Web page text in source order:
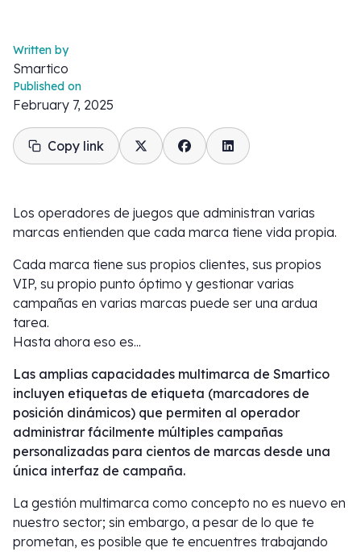
Written by
Smartico
Published on
February 7, 2025
Copy link
Los operadores de juegos que administran varias
marcas entienden que cada marca tiene vida propia.
Cada marca tiene sus propios clientes, sus propios
VIP, su propio punto óptimo y gestionar varias
campañas en varias marcas puede ser una ardua
tarea.
Hasta ahora eso es...
Las amplias capacidades multimarca de Smartico
incluyen etiquetas de etiqueta (marcadores de
posición dinámicos) que permiten al operador
administrar fácilmente múltiples campañas
personalizadas para cientos de marcas desde una
única interfaz de campaña.
La gestión multimarca como concepto no es nuevo en
nuestro sector; sin embargo, a pesar de lo que te
prometan, es posible que te encuentres trabajando